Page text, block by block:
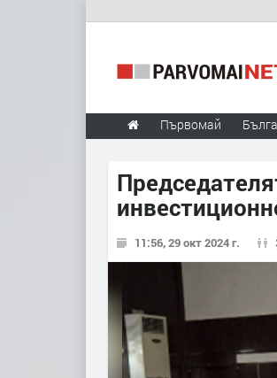
Първомай
11:56, 29 окт 2024 г.